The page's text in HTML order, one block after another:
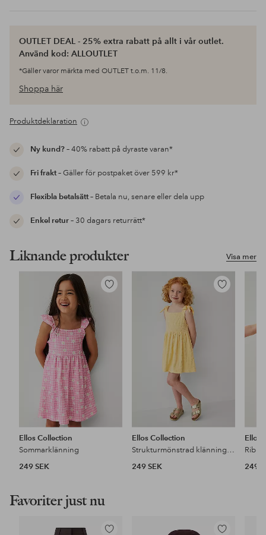
OUTLET DEAL - 25% extra rabatt på allt i vår outlet.
Använd kod: ALLOUTLET
*Gäller varor märkta med OUTLET t.o.m. 11/8.
Shoppa här
Produktdeklaration
Ny kund?– 40% rabatt på dyraste varan*
Fri frakt– Gäller för postpaket över 599 kr*
Flexibla betalsätt– Betala nu, senare eller dela upp
Enkel retur– 30 dagars returrätt*
Visa mer
Liknande produkter
Lägg
Ellos Collection
Sommarklänning
249 SEK
Lägg
Ellos Collection
Strukturmönstrad klänning i bomullstrikå
249 SEK
Ellos
249
Favoriter just nu